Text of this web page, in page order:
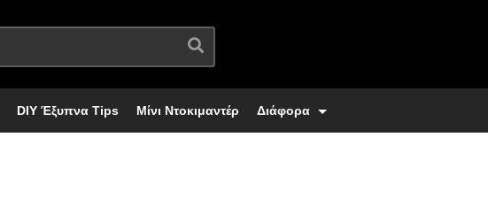
DIY Έξυπνα Tips Μίνι Ντοκιμαντέρ Διάφορα